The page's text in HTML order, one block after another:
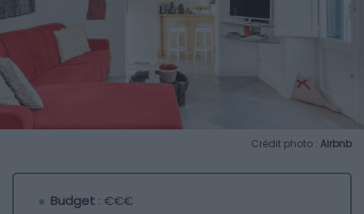
Crédit photo : Airbnb
Budget : €€€